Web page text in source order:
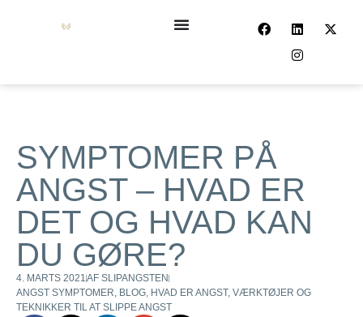
SYMPTOMER PÅ
ANGST – HVAD ER
DET OG HVAD KAN
DU GØRE?
4. MARTS 2021AF SLIPANGSTEN
ANGST SYMPTOMER, BLOG, HVAD ER ANGST, VÆRKTØJER OG
TEKNIKKER TIL AT SLIPPE ANGST